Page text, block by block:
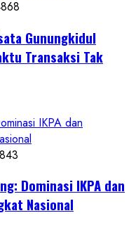
Gunungkidul
Transaksi Tak
IKPA dan
Dominasi IKPA dan
Nasional